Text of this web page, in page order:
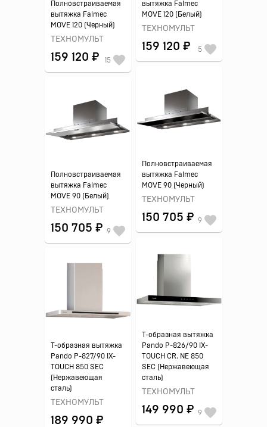
вытяжка Falmec
MOVE 120 (Белый)
ТЕХНОМУЛЬТ
159 120 ₽ 5
Полновстраиваемая
вытяжка Falmec
MOVE 120 (Черный)
ТЕХНОМУЛЬТ
159 120 ₽ 15
Полновстраиваемая
вытяжка Falmec
MOVE 90 (Черный)
ТЕХНОМУЛЬТ
150 705 ₽ 9
Полновстраиваемая
вытяжка Falmec
MOVE 90 (Белый)
ТЕХНОМУЛЬТ
150 705 ₽ 9
Т-образная вытяжка
Pando P-826/90 IX-
TOUCH CR. NE 850
SEC (Нержавеющая
сталь)
ТЕХНОМУЛЬТ
149 990 ₽ 9
Т-образная вытяжка
Pando P-827/90 IX-
TOUCH 850 SEC
(Нержавеющая
сталь)
ТЕХНОМУЛЬТ
189 990 ₽